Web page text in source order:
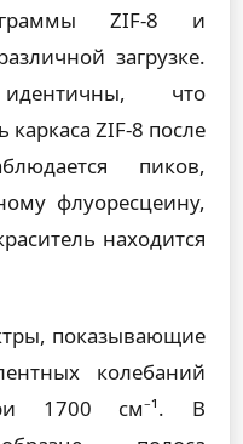
ZIF-8 и
загрузке.
что
каркаса ZIF-8 после
пиков,
флуоресцеину,
находится
показывающие
колебаний
1700 см⁻¹. В